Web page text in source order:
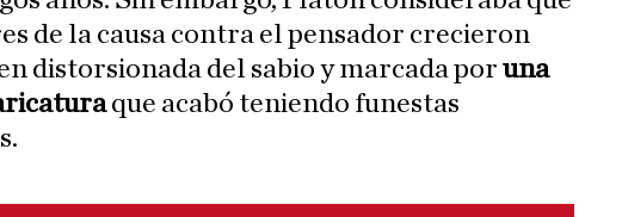
de la causa contra el pensador crecieron
distorsionada del sabio y marcada por una
que acabó teniendo funestas